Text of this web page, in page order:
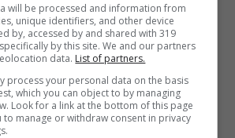
will be processed and information from
unique identifiers, and other device
by, accessed by and shared with 319
by this site. We and our partners
data. List of partners.
process your personal data on the basis
which you can object to by managing
Look for a link at the bottom of this page
to manage or withdraw consent in privacy